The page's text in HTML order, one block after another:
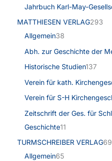
Jahrbuch Karl-May-
MATTHIESEN VERLAG293
Allgemein38
Abh. zur Geschichte der
Historische Studien137
Verein für kath.
Verein für S-H
Zeitschrift der Ges. für
Geschichte11
TURMSCHREIBER VERLAG69
Allgemein65